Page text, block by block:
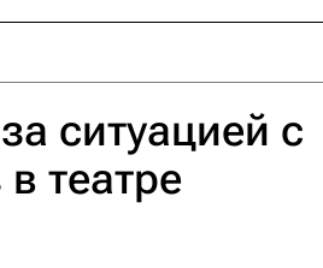
ситуацией с
театре